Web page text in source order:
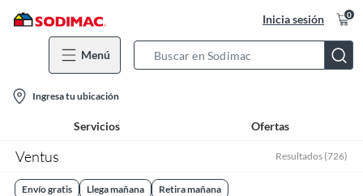
Inicia sesión 0
Menú
Bar
location-
icon
Ingresa tu ubicación
Servicios Ofertas
Ventus Resultados (726)
Envío gratis Llega mañana Retira mañana